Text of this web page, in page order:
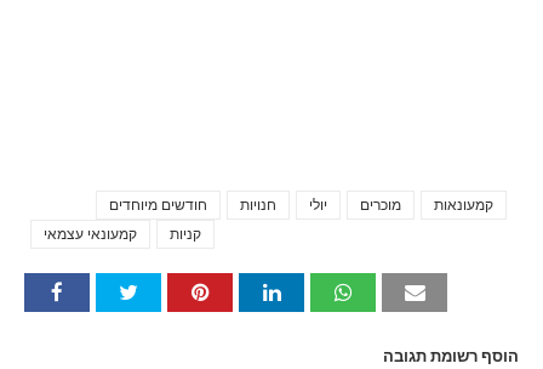
חודשים מיוחדים חנויות יולי מוכרים
קמעונאות
קמעונאי עצמאי
קניות
הוסף רשומת תגובה